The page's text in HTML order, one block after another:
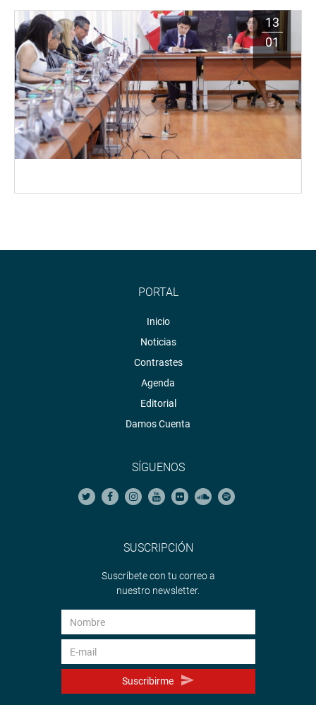
13
01
PORTAL
Inicio
Noticias
Contrastes
Agenda
Editorial
Damos Cuenta
SÍGUENOS
SUSCRIPCIÓN
Suscríbete con tu correo a
nuestro newsletter.
Suscribirme